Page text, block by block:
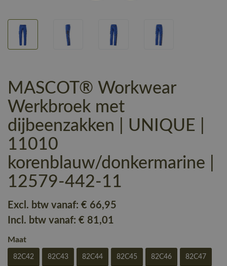
MASCOT® Workwear
Werkbroek met
dijbeenzakken | UNIQUE |
11010
korenblauw/donkermarine |
12579-442-11
Excl. btw vanaf: € 66,95
Incl. btw vanaf: € 81,01
Maat
82C42 82C43 82C44 82C45 82C46 82C47